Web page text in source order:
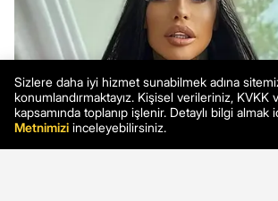
Sizlere daha iyi hizmet sunabilmek adına
konumlandırmaktayız. Kişisel verileriniz, KVKK
kapsamında toplanıp işlenir. Detaylı bilgi almak
Metnimizi inceleyebilirsiniz.